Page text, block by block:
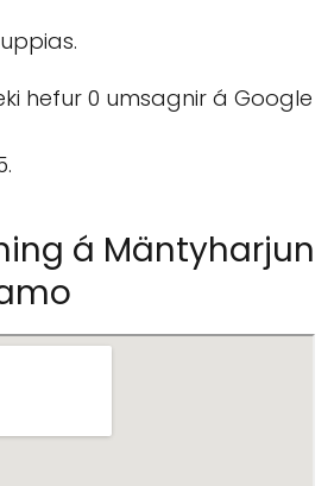
hefur 0 umsagnir á Google
á Mäntyharjun